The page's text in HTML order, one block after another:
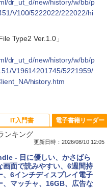
dr_ut_d/new/history/w/bb/p
V100/5222022/222022/hi
Type2 Ver.1.0」
dr_ut_d/new/history/w/bb/p
V19614201745/5221959/
history.htm
Neo A18 Proチッ
チノートブック：AIとAppl
のために設計、Liquid Ret
イ、8GBユニファイドメモ
カード - 800 Robux 【限
アイテムを含む】 【オンラ
ード】 ロブロックス | オン
IT入門書
ート公式テキスト 第４版
電子書籍リーダー
ンキング
更新日時：2026/08/10 12:05
- 目に優しい、かさばら
画面で読みやすい、6週間持
、6インチディスプレイ電子
、マッチャ、16GB、広告な